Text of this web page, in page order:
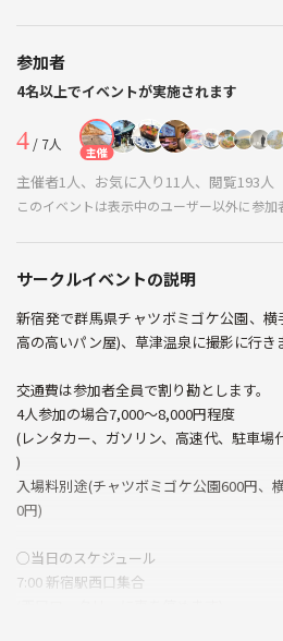
参加者
4名以上でイベントが実施されます
4/ 7人 主催
主催者1人、お気に入り11人、閲覧193人
このイベントは表示中のユーザー以外に参
サークルイベントの説明
新宿発で群馬県チャツボミゴケ公園、
高の高いパン屋)、草津温泉に撮影に行き
交通費は参加者全員で割り勘とします。
4人参加の場合7,000〜8,000円程度
(レンタカー、ガソリン、高速代、駐車場
)
入場料別途(チャツボミゴケ公園600円、
0円)
○当日のスケジュール
7:00 新宿駅西口集合